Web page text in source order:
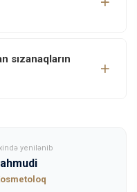
sızanaqların
yenilənib